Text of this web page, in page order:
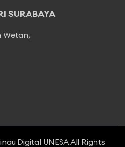
SURABAYA
Wetan,
Digital UNESAAll Rights